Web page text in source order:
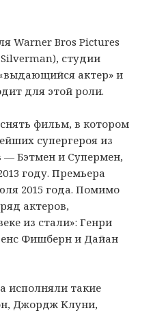
Warner Bros Pictures
студии
актер» и
для этой роли.
фильм, в котором
супергероя из
— Бэтмен и Супермен,
году. Премьера
2015 года. Помимо
актеров,
из стали»: Генри
Фишберн и Дайан
исполняли такие
Джордж Клуни,